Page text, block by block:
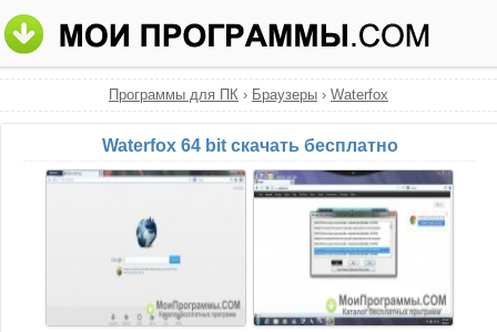
Программы для ПК › Браузеры › Waterfox
Waterfox 64 bit скачать бесплатно